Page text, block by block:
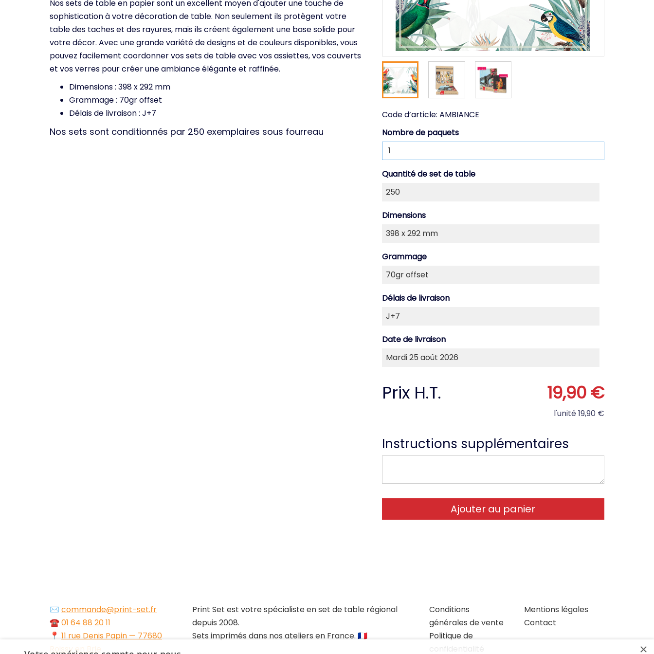
Nos sets de table en papier sont un excellent moyen d'ajouter une touche de
sophistication à votre décoration de table. Non seulement ils protègent votre
table des taches et des rayures, mais ils créent également une base solide pour
votre décor. Avec une grande variété de designs et de couleurs disponibles, vous
pouvez facilement coordonner vos sets de table avec vos assiettes, vos couverts
et vos verres pour créer une ambiance élégante et raffinée.
Dimensions : 398 x 292 mm
Grammage : 70gr offset
Délais de livraison : J+7
Nos sets sont conditionnés par 250 exemplaires sous fourreau
Code d’article: AMBIANCE
Nombre de paquets
Quantité de set de table
Dimensions
Grammage
Délais de livraison
Date de livraison
Prix H.T. 19,90 €
l'unité19,90 €
Instructions supplémentaires
✉️ commande@print-set.fr
☎️01 64 88 20 11
📍 11 rue Denis Papin — 77680
Roissy en Brie
Print Set est votre spécialiste en set de table régional
depuis 2008.
Sets imprimés dans nos ateliers en France. 🇫🇷
Conditions
générales de vente
Politique de
Mentions légales
Contact
×